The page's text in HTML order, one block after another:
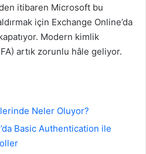
itibaren Microsoft bu
için Exchange Online’da
Modern kimlik
artık zorunlu hâle geliyor.
Neler Oluyor?
Basic Authentication ile